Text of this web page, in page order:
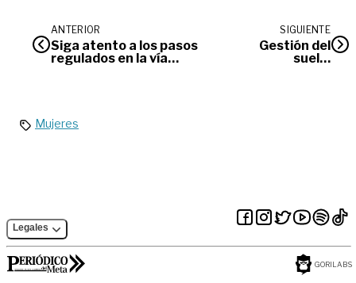
ANTERIOR
Siga atento a los pasos
regulados en la vía
SIGUIENTE
Gestión del
suelo,
Mujeres
Legales
GORILABS